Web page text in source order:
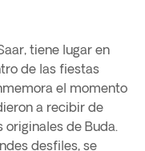
tiene lugar en
de las fiestas
el momento
a recibir de
originales de Buda.
desfiles, se